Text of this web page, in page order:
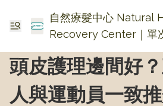
自然療髮中心 Natural
Recovery Center｜單
費生髮・頭皮頭瘡護理
頭皮護理邊間好
人與運動員一致